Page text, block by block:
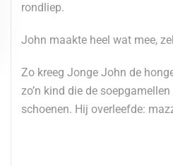
rondliep.
John maakte heel wat mee,
Zo kreeg Jonge John de
zo’n kind die de
schoenen. Hij overleefde: